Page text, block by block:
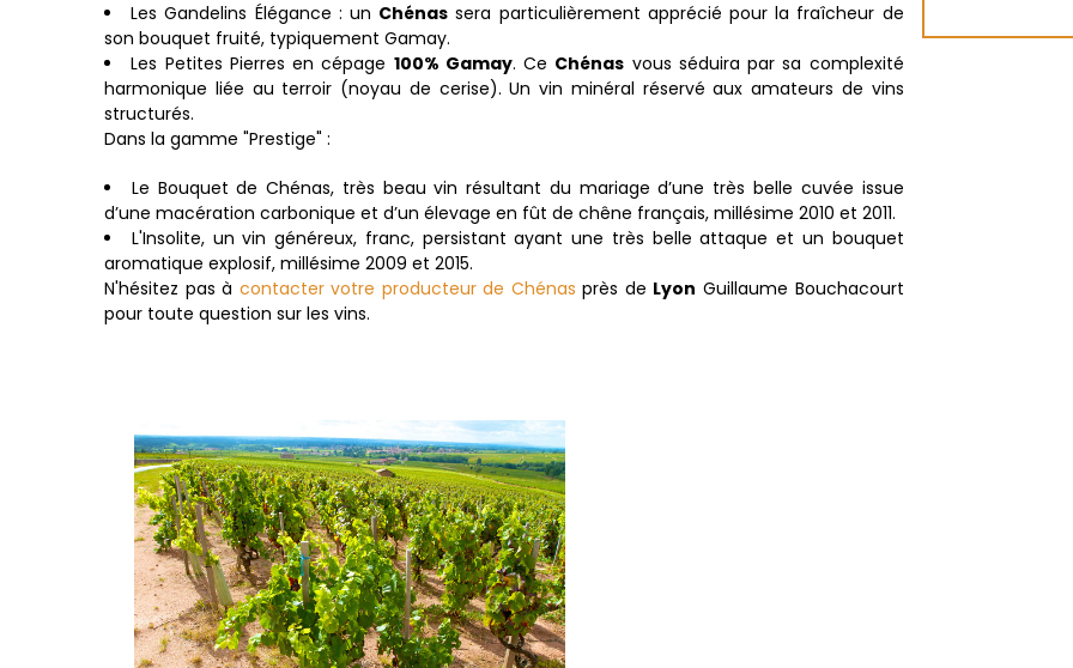
Les Gandelins Élégance : un Chénas sera particulièrement apprécié pour la fraîcheur de
son bouquet fruité, typiquement Gamay.
Les Petites Pierres en cépage 100% Gamay. Ce Chénas vous séduira par sa complexité
harmonique liée au terroir (noyau de cerise). Un vin minéral réservé aux amateurs de vins
structurés.
Dans la gamme "Prestige" :
Le Bouquet de Chénas, très beau vin résultant du mariage d’une très belle cuvée issue
d’une macération carbonique et d’un élevage en fût de chêne français, millésime 2010 et 2011.
L'Insolite, un vin généreux, franc, persistant ayant une très belle attaque et un bouquet
aromatique explosif, millésime 2009 et 2015.
N'hésitez pas à contacter votre producteur de Chénas près de Lyon Guillaume Bouchacourt
pour toute question sur les vins.